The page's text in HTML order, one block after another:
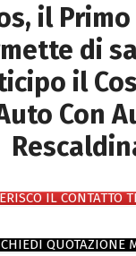
il
di
il
Con
IL CONTATTO
QUOTAZIONE